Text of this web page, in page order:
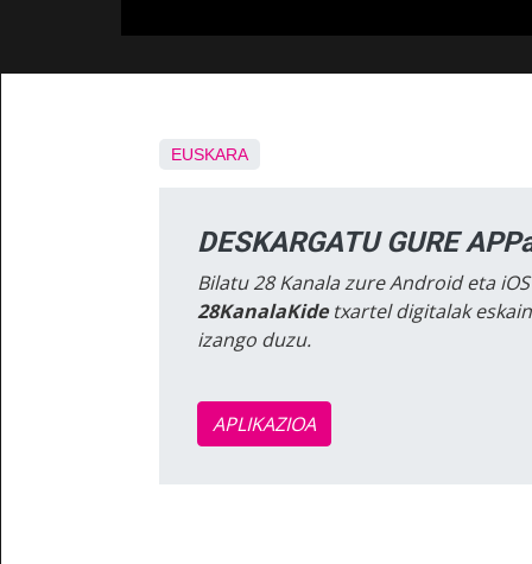
EUSKARA
DESKARGATU GURE
Bilatu 28 Kanala zure Android eta
28KanalaKidetxartel digitalak
izango duzu.
APLIKAZIOA